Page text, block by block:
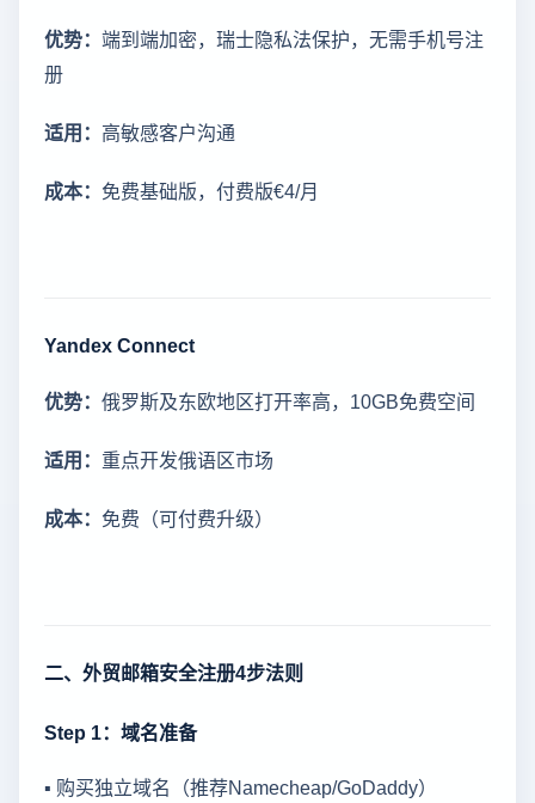
优势： 端到端加密，瑞士隐私法保护，无需手机号注
册
适用： 高敏感客户沟通
成本： 免费基础版，付费版€4/月
Yandex Connect
优势： 俄罗斯及东欧地区打开率高，10GB免费空间
适用： 重点开发俄语区市场
成本： 免费（可付费升级）
二、外贸邮箱安全注册4步法则
Step 1：域名准备
▪ 购买独立域名（推荐Namecheap/GoDaddy）